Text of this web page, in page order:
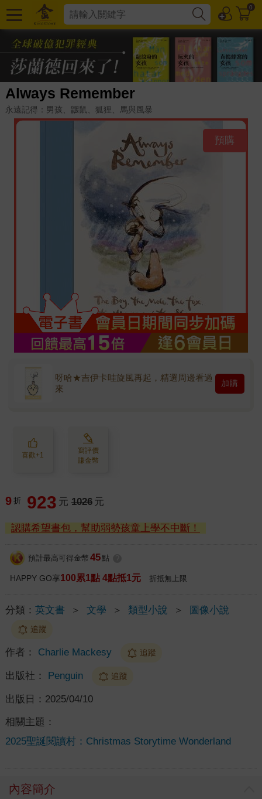
0
Always Remember
永遠記得：男孩、鼴鼠、狐狸、馬與風暴
預購
呀哈★吉伊卡哇旋風再起，精選周邊看過
來
加購
喜歡+1
寫評價
賺金幣
9 折 923 元 1026 元
認購希望書包，幫助弱勢孩童上學不中斷！
預計最高可得金幣 45 點
HAPPY GO享100累1點 4點抵1元 折抵無上限
分類： 英文書 ＞ 文學 ＞ 類型小說 ＞ 圖像小說
追蹤
作者： Charlie Mackesy 追蹤
出版社： Penguin 追蹤
出版日： 2025/04/10
相關主題：
2025聖誕閱讀村：Christmas Storytime Wonderland
內容簡介